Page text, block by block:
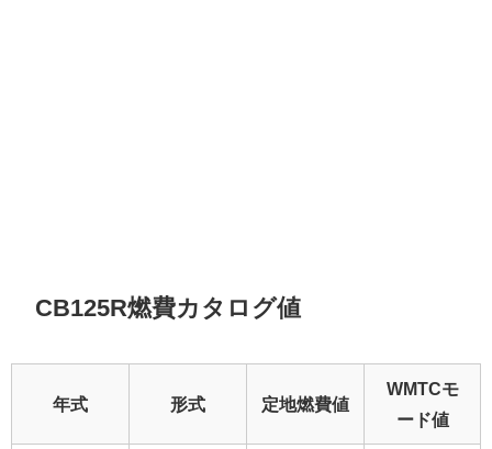
CB125R燃費カタログ値
年式 形式 定地燃費値
WMTCモ
ード値